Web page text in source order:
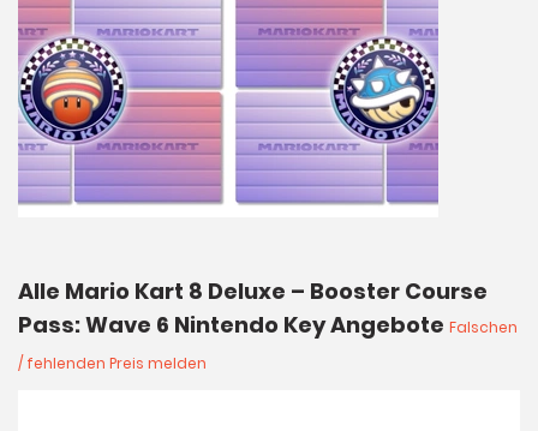
Alle Mario Kart 8 Deluxe – Booster Course
Pass: Wave 6 Nintendo Key Angebote Falschen
/ fehlenden Preis melden